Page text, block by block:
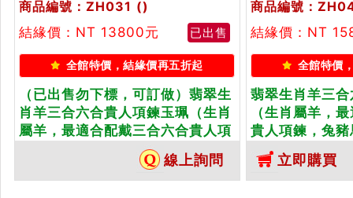
商品編號：ZH031 ()
結緣價：NT 13800元
已出售
全館特價，結緣價再五折起
（已出售勿下標，可訂做）翡翠生
肖羊三合六合貴人項鍊玉珮（生肖
屬羊，最適合配戴三合六合貴人項
鍊，兔豬馬：羊牌A貨翡翠生肖羊
玉珮、緬甸玉生羊玉墜、羊十二生
肖項鍊）。糯種羊，ZH031。客製
線上詢問
商品編號：
結緣價：NT
全館特價
翡翠生肖羊三
（生肖屬羊，
貴人項鍊，兔
生肖羊玉珮、
羊十二生肖項
羊，ZH048。
立即購買